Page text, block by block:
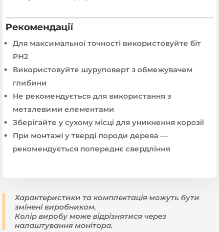
Рекомендації
Для максимальної точності використовуйте біт
PH2
Використовуйте шуруповерт з обмежувачем
глибини
Не рекомендується для використання з
металевими елементами
Зберігайте у сухому місці для уникнення корозії
При монтажі у тверді породи дерева —
рекомендується попереднє свердління
Характеристики та комплектація можуть бути
змінені виробником.
Колір виробу може відрізнятися через
налаштування монітора.